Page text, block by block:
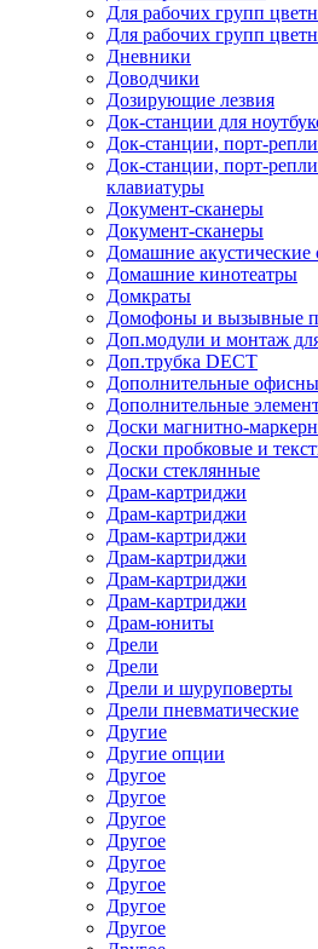
Для рабочих групп
Для рабочих групп
Дневники
Доводчики
Дозирующие лезвия
Док-станции для
Док-станции, порт-
Док-станции, порт-
клавиатуры
Документ-сканеры
Документ-сканеры
Домашние акустические
Домашние кинотеатры
Домкраты
Домофоны и вызывные
Доп.модули и монтаж
Доп.трубка DECT
Дополнительные
Дополнительные
Доски магнитно-
Доски пробковые и
Доски стеклянные
Драм-картриджи
Драм-картриджи
Драм-картриджи
Драм-картриджи
Драм-картриджи
Драм-картриджи
Драм-юниты
Дрели
Дрели
Дрели и шуруповерты
Дрели пневматические
Другие
Другие опции
Другое
Другое
Другое
Другое
Другое
Другое
Другое
Другое